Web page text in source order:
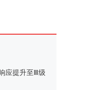
应提升至Ⅲ级